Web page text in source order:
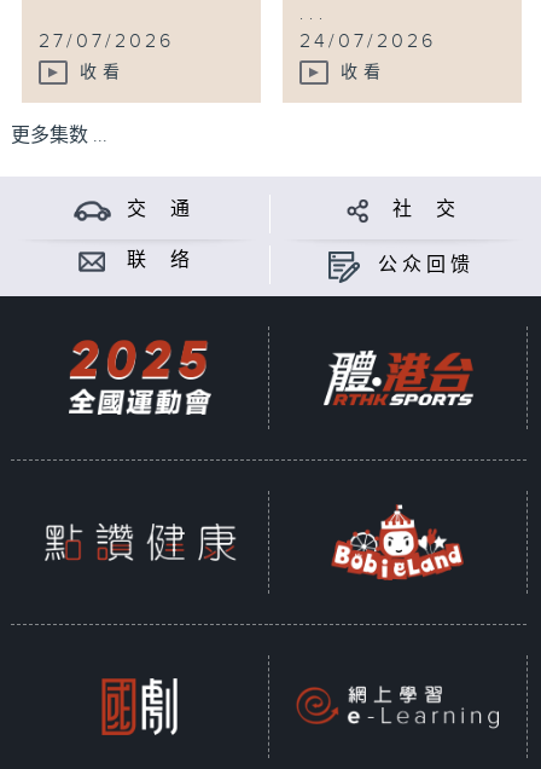
27/07/2026
收看
...
24/07/2026
收看
更多集数 ...
交 通 社 交
联 络 公众回馈